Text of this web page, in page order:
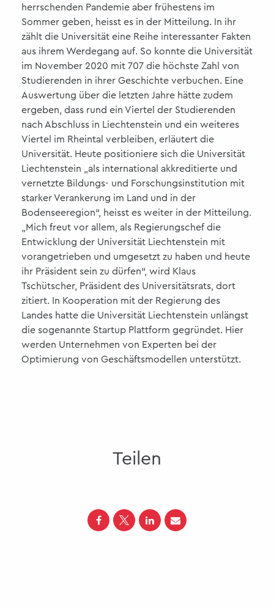
herrschenden Pandemie aber frühestens im
Sommer geben, heisst es in der Mitteilung. In ihr
zählt die Universität eine Reihe interessanter Fakten
aus ihrem Werdegang auf. So konnte die Universität
im November 2020 mit 707 die höchste Zahl von
Studierenden in ihrer Geschichte verbuchen. Eine
Auswertung über die letzten Jahre hätte zudem
ergeben, dass rund ein Viertel der Studierenden
nach Abschluss in Liechtenstein und ein weiteres
Viertel im Rheintal verbleiben, erläutert die
Universität. Heute positioniere sich die Universität
Liechtenstein „als international akkreditierte und
vernetzte Bildungs- und Forschungsinstitution mit
starker Verankerung im Land und in der
Bodenseeregion“, heisst es weiter in der Mitteilung.
„Mich freut vor allem, als Regierungschef die
Entwicklung der Universität Liechtenstein mit
vorangetrieben und umgesetzt zu haben und heute
ihr Präsident sein zu dürfen“, wird Klaus
Tschütscher, Präsident des Universitätsrats, dort
zitiert. In Kooperation mit der Regierung des
Landes hatte die Universität Liechtenstein unlängst
die sogenannte Startup Plattform gegründet. Hier
werden Unternehmen von Experten bei der
Optimierung von Geschäftsmodellen unterstützt.
Teilen